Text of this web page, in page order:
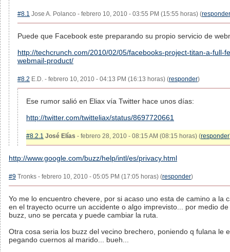
#8.1 Jose A. Polanco - febrero 10, 2010 - 03:55 PM (15:55 horas) (responder
Puede que Facebook este preparando su propio servicio de
http://techcrunch.com/2010/02/05/facebooks-project-titan-a-full-
webmail-product/
#8.2 E.D. - febrero 10, 2010 - 04:13 PM (16:13 horas) (responder)
Ese rumor salió en Eliax vía Twitter hace unos días:
http://twitter.com/twitteliax/status/8697720661
#8.2.1 José Elías - febrero 28, 2010 - 08:15 AM (08:15 horas) (responder
http://www.google.com/buzz/help/intl/es/privacy.html
#9 Tronks - febrero 10, 2010 - 05:05 PM (17:05 horas) (responder)
Yo me lo encuentro chevere, por si acaso uno esta de camino a la
en el trayecto ocurre un accidente o algo imprevisto... por medio de
buzz, uno se percata y puede cambiar la ruta.
Otra cosa seria los buzz del vecino brechero, poniendo q fulana le
pegando cuernos al marido... bueh...